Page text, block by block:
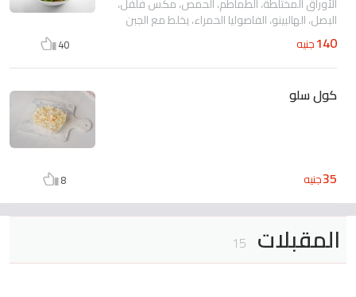
البصل، الهالبينو، الفاصوليا الحمراء، يخلط مع الجبن
اللذيذ، صوص المايونيز بالأعشاب الغنية و الساور
كريم
140جنيه 40
كول سلو
35جنيه 8
المقبلات 15